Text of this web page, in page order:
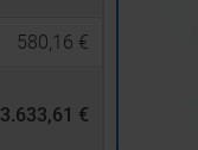
580,16 €
3.633,61 €